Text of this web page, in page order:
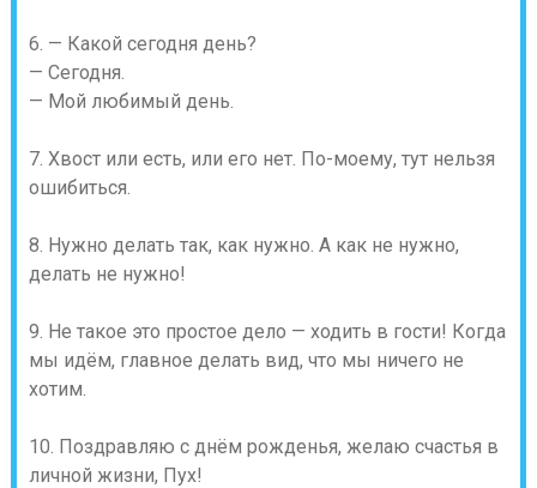
6. — Какой сегодня день?
— Сегодня.
— Мой любимый день.
7. Хвост или есть, или его нет. По-моему, тут нельзя
ошибиться.
8. Нужно делать так, как нужно. А как не нужно,
делать не нужно!
9. Не такое это простое дело — ходить в гости! Когда
мы идём, главное делать вид, что мы ничего не
хотим.
10. Поздравляю с днём рожденья, желаю счастья в
личной жизни, Пух!